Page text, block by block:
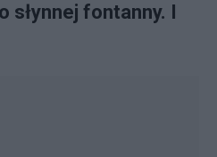
słynnej fontanny. I